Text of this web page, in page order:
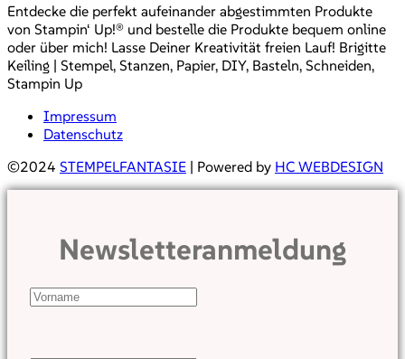
Entdecke die perfekt aufeinander abgestimmten Produkte
von Stampin‘ Up!® und bestelle die Produkte bequem online
oder über mich! Lasse Deiner Kreativität freien Lauf! Brigitte
Keiling | Stempel, Stanzen, Papier, DIY, Basteln, Schneiden,
Stampin Up
Impressum
Datenschutz
©2024 STEMPELFANTASIE | Powered by HC WEBDESIGN
Newsletteranmeldung